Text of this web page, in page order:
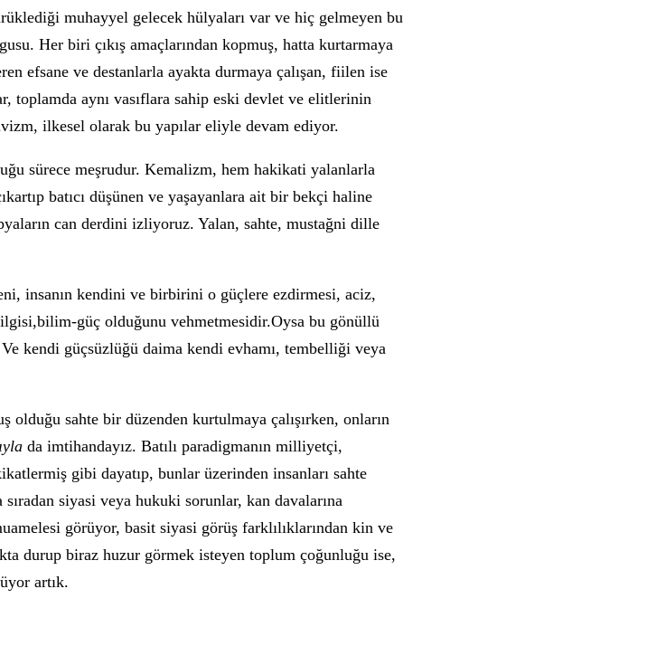
muhayyel gelecek hülyaları var ve hiç gelmeyen bu
Her biri çıkış amaçlarından kopmuş, hatta kurtarmaya
efsane ve destanlarla ayakta durmaya çalışan, fiilen ise
toplamda aynı vasıflara sahip eski devlet ve elitlerinin
ilkesel olarak bu yapılar eliyle devam ediyor.
sürece meşrudur. Kemalizm, hem hakikati yalanlarla
batıcı düşünen ve yaşayanlara ait bir bekçi haline
can derdini izliyoruz. Yalan, sahte, mustağni dille
insanın kendini ve birbirini o güçlere ezdirmesi, aciz,
güç olduğunu vehmetmesidir.Oysa bu gönüllü
kendi güçsüzlüğü daima kendi evhamı, tembelliği veya
olduğu sahte bir düzenden kurtulmaya çalışırken, onların
da imtihandayız. Batılı paradigmanın milliyetçi,
gibi dayatıp, bunlar üzerinden insanları sahte
siyasi veya hukuki sorunlar, kan davalarına
görüyor, basit siyasi görüş farklılıklarından kin ve
durup biraz huzur görmek isteyen toplum çoğunluğu ise,
artık.